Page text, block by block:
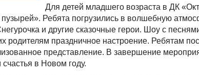
Для детей младшего возраста в ДК
Ребята погрузились в волшебную
и другие сказочные герои. Шоу с
родителям праздничное настроение. Ребятам
представление. В завершение
в Новом году.